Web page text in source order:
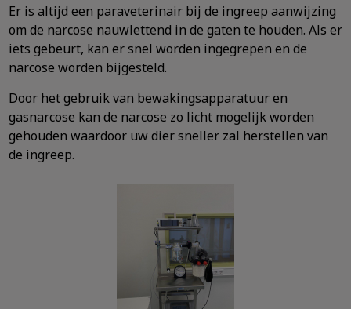
Er is altijd een paraveterinair bij de ingreep aanwijzing
om de narcose nauwlettend in de gaten te houden. Als er
iets gebeurt, kan er snel worden ingegrepen en de
narcose worden bijgesteld.
Door het gebruik van bewakingsapparatuur en
gasnarcose kan de narcose zo licht mogelijk worden
gehouden waardoor uw dier sneller zal herstellen van
de ingreep.